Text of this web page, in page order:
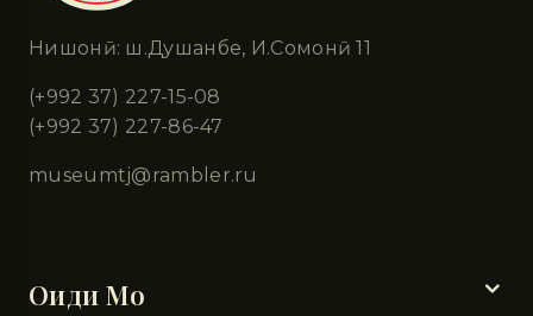
Нишонӣ: ш.Душанбе, И.Сомонӣ 11
(+992 37) 227-15-08
(+992 37) 227-86-47
museumtj@rambler.ru
Оиди Мо